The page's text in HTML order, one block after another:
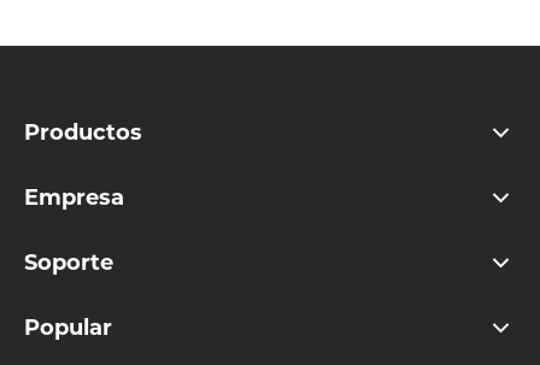
Productos
Empresa
Soporte
Popular